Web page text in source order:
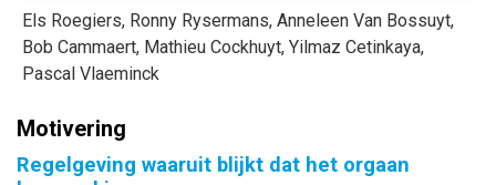
Els Roegiers, Ronny Rysermans, Anneleen Van Bossuyt,
Bob Cammaert, Mathieu Cockhuyt, Yilmaz Cetinkaya,
Pascal Vlaeminck
Motivering
Regelgeving waaruit blijkt dat het orgaan